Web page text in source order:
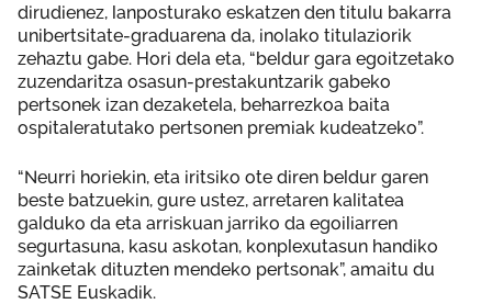
dirudienez, lanposturako eskatzen den titulu bakarra
unibertsitate-graduarena da, inolako titulaziorik
zehaztu gabe. Hori dela eta, “beldur gara egoitzetako
zuzendaritza osasun-prestakuntzarik gabeko
pertsonek izan dezaketela, beharrezkoa baita
ospitaleratutako pertsonen premiak kudeatzeko”.
“Neurri horiekin, eta iritsiko ote diren beldur garen
beste batzuekin, gure ustez, arretaren kalitatea
galduko da eta arriskuan jarriko da egoiliarren
segurtasuna, kasu askotan, konplexutasun handiko
zainketak dituzten mendeko pertsonak”, amaitu du
SATSE Euskadik.